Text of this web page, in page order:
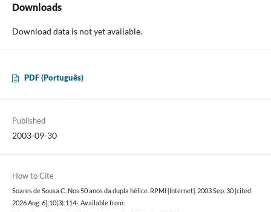
Downloads
Download data is not yet available.
PDF (Português)
Published
2003-09-30
How to Cite
Soares de Sousa C. Nos 50 anos da dupla hélice. RPMI [Internet]. 2003 Sep. 30 [cited
2026 Aug. 6];10(3):114-. Available from: